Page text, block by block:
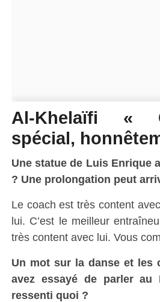
Al-Khelaïfi «
spécial,
Une statue de Luis Enrique
? Une prolongation peut
Le coach est très content
lui. C’est le meilleur
très content avec lui. Vous
Un mot sur la danse et les
avez essayé de parler au
ressenti quoi ?